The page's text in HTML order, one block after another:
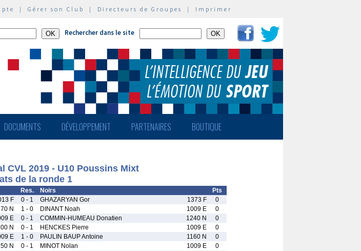
| Gérer son Club | Directeurs de Groupes | Imprimer
Rechercher dans le site
DOCUMENTS DÉVELOPPEMENT PARTENAIRES BOUTIQUE
CVL 2019 - U10 Poussins Mixt
de la ronde 1
Res. Noirs
Pts
F 0 - 1 GHAZARYAN Gor 1373 F
0
N 1 - 0 DINANT Noah 1009 E
0
E 0 - 1 COMMIN-HUMEAU Donatien 1240 N
0
N 0 - 1 HENCKES Pierre 1009 E
0
E 1 - 0 PAULIN BAUP Antoine 1160 N
0
N 0 - 1 MINOT Nolan 1009 E
0